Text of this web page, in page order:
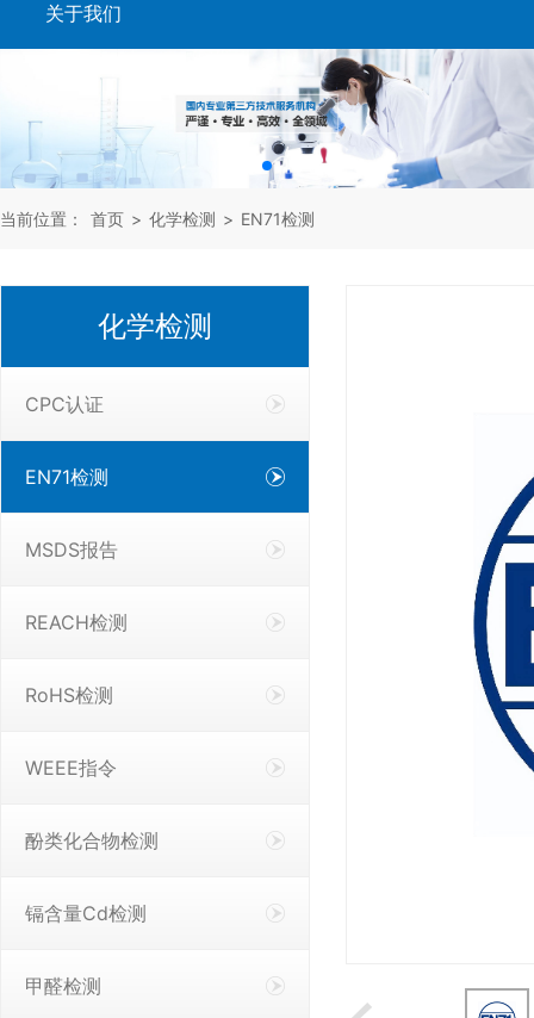
关于我们
当前位置： 首页 > 化学检测 > EN71检测
化学检测
CPC认证
EN71检测
MSDS报告
REACH检测
RoHS检测
WEEE指令
酚类化合物检测
镉含量Cd检测
甲醛检测